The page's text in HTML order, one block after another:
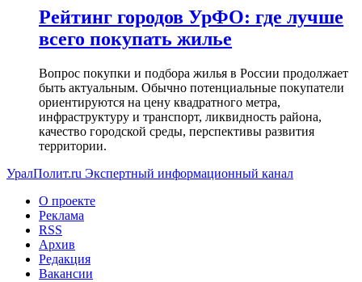
Рейтинг городов УрФО: где лучше
всего покупать жилье
Вопрос покупки и подбора жилья в России продолжает
быть актуальным. Обычно потенциальные покупатели
ориентируются на цену квадратного метра,
инфраструктуру и транспорт, ликвидность района,
качество городской среды, перспективы развития
территории.
УралПолит.ru Экспертный информационный канал
О проекте
Реклама
RSS
Архив
Редакция
Вакансии